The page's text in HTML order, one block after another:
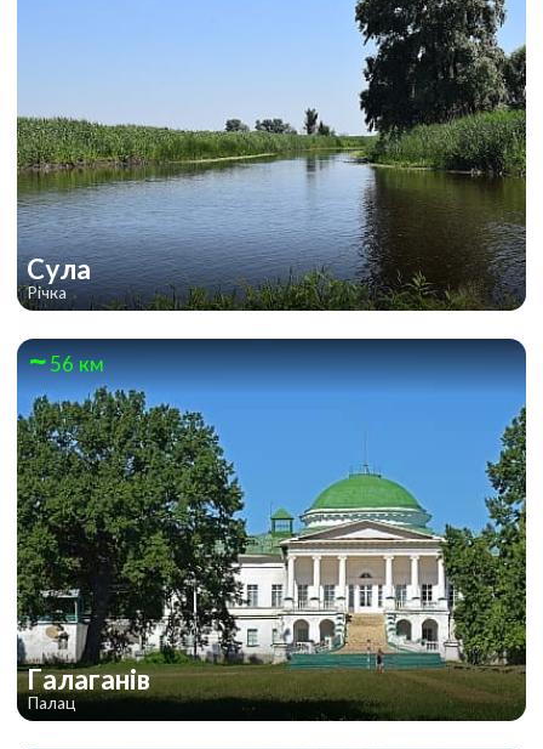
Сула
Річка
56 км
Галаганів
Палац